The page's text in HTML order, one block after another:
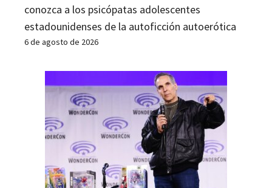
conozca a los psicópatas adolescentes
estadounidenses de la autoficción autoerótica
6 de agosto de 2026